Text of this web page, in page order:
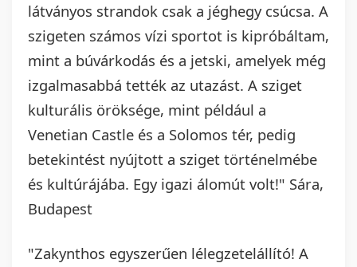
látványos strandok csak a jéghegy csúcsa. A
szigeten számos vízi sportot is kipróbáltam,
mint a búvárkodás és a jetski, amelyek még
izgalmasabbá tették az utazást. A sziget
kulturális öröksége, mint például a
Venetian Castle és a Solomos tér, pedig
betekintést nyújtott a sziget történelmébe
és kultúrájába. Egy igazi álomút volt!" Sára,
Budapest
"Zakynthos egyszerűen lélegzetelállító! A